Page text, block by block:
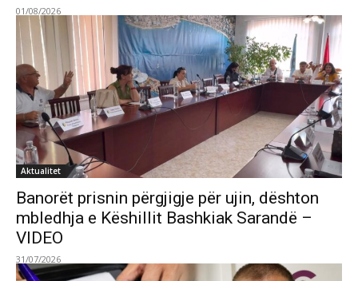
01/08/2026
Aktualitet
Banorët prisnin përgjigje për ujin, dështon
mbledhja e Këshillit Bashkiak Sarandë –
VIDEO
31/07/2026